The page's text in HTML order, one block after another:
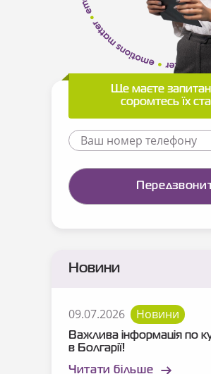
Ще маєте
соромтесь їх
Новини
09.07.2026 Новини
Важлива інформація по
в Болгарії!
Читати більше